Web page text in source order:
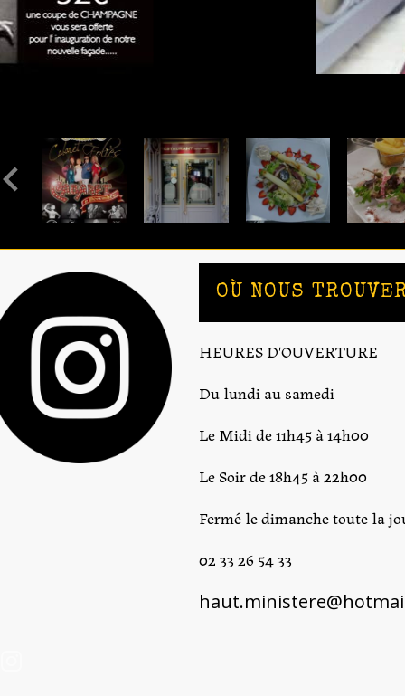
OÙ NOUS
HEURES D'OUVERTURE
Du lundi au samedi
Le Midi de 11h45 à 14h00
Le Soir de 18h45 à 22h00
Fermé le dimanche toute la
02 33 26 54 33